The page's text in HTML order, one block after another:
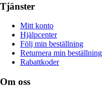
Tjänster
Mitt konto
Hjälpcenter
Följ min beställning
Returnera min beställning
Rabattkoder
Om oss